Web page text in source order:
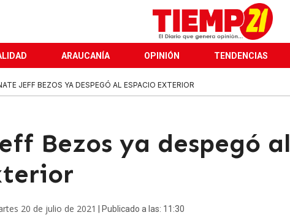
ARAUCANÍA OPINIÓN TENDENCIAS
JEFF BEZOS YA DESPEGÓ AL ESPACIO EXTERIOR
Bezos ya despegó al
20 de julio de 2021 | Publicado a las: 11:30